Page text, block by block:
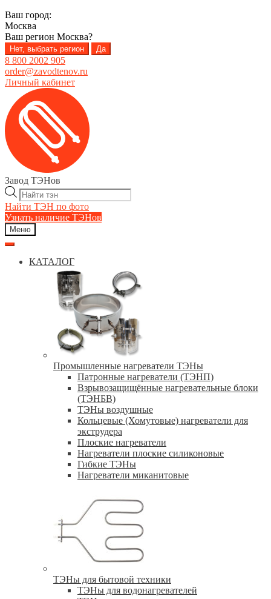
Ваш город:
Москва
Ваш регион Москва?
Нет, выбрать регион Да
8 800 2002 905
order@zavodtenov.ru
Личный кабинет
Перейти
навигации
Перейти
содержимому
Завод ТЭНов
Поиск
товаров
Найти ТЭН по фото
Узнать наличие ТЭНов
Меню
КАТАЛОГ
Промышленные нагреватели ТЭНы
Патронные нагреватели (ТЭНП)
Взрывозащищённые нагревательные блоки
(ТЭНБВ)
ТЭНы воздушные
Кольцевые (Хомутовые) нагреватели для
экструдера
Плоские нагреватели
Нагреватели плоские силиконовые
Гибкие ТЭНы
Нагреватели миканитовые
ТЭНы для бытовой техники
ТЭНы для водонагревателей